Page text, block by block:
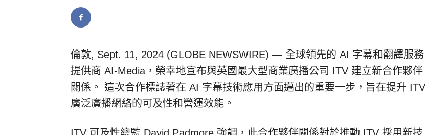
倫敦, Sept. 11, 2024 (GLOBE NEWSWIRE) — 全球領先的 AI 字幕和翻譯服務
提供商 AI-Media，榮幸地宣布與英國最大型商業廣播公司 ITV 建立新合作夥伴
關係。 這次合作標誌著在 AI 字幕技術應用方面邁出的重要一步，旨在提升 ITV
廣泛廣播網絡的可及性和營運效能。